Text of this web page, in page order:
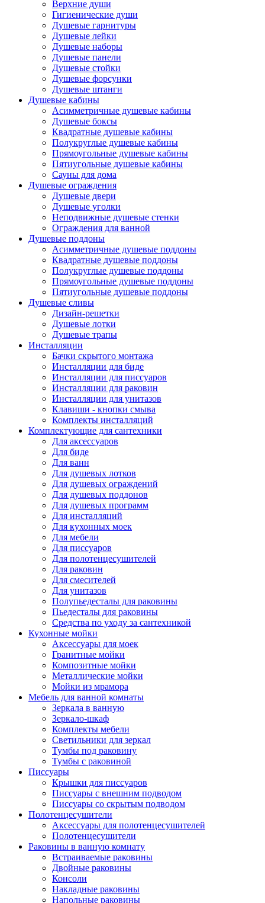
Верхние души
Гигиенические души
Душевые гарнитуры
Душевые лейки
Душевые наборы
Душевые панели
Душевые стойки
Душевые форсунки
Душевые штанги
Душевые кабины
Асимметричные душевые кабины
Душевые боксы
Квадратные душевые кабины
Полукруглые душевые кабины
Прямоугольные душевые кабины
Пятиугольные душевые кабины
Сауны для дома
Душевые ограждения
Душевые двери
Душевые уголки
Неподвижные душевые стенки
Ограждения для ванной
Душевые поддоны
Асимметричные душевые поддоны
Квадратные душевые поддоны
Полукруглые душевые поддоны
Прямоугольные душевые поддоны
Пятиугольные душевые поддоны
Душевые сливы
Дизайн-решетки
Душевые лотки
Душевые трапы
Инсталляции
Бачки скрытого монтажа
Инсталляции для биде
Инсталляции для писсуаров
Инсталляции для раковин
Инсталляции для унитазов
Клавиши - кнопки смыва
Комплекты инсталляций
Комплектующие для сантехники
Для аксессуаров
Для биде
Для ванн
Для душевых лотков
Для душевых ограждений
Для душевых поддонов
Для душевых программ
Для инсталляций
Для кухонных моек
Для мебели
Для писсуаров
Для полотенцесушителей
Для раковин
Для смесителей
Для унитазов
Полупьедесталы для раковины
Пьедесталы для раковины
Средства по уходу за сантехникой
Кухонные мойки
Аксессуары для моек
Гранитные мойки
Композитные мойки
Металлические мойки
Мойки из мрамора
Мебель для ванной комнаты
Зеркала в ванную
Зеркало-шкаф
Комплекты мебели
Светильники для зеркал
Тумбы под раковину
Тумбы с раковиной
Писсуары
Крышки для писсуаров
Писсуары с внешним подводом
Писсуары со скрытым подводом
Полотенцесушители
Аксессуары для полотенцесушителей
Полотенцесушители
Раковины в ванную комнату
Встраиваемые раковины
Двойные раковины
Консоли
Накладные раковины
Напольные раковины